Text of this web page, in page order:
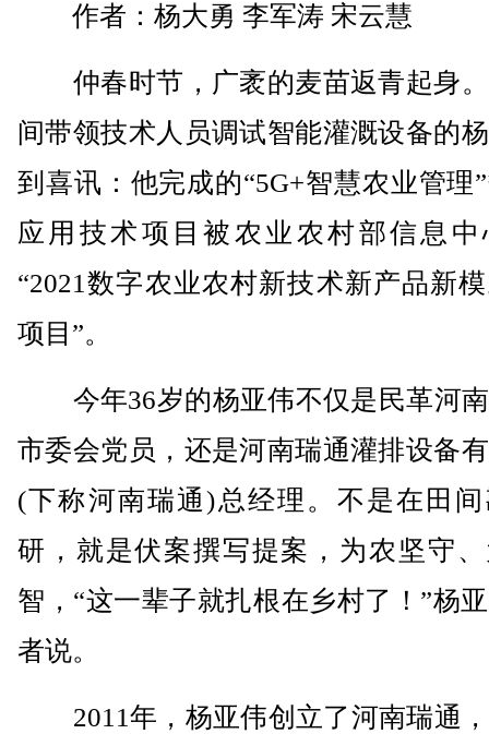
作者：杨大勇 李军涛 宋云慧
仲春时节，广袤的麦苗返青起身
间带领技术人员调试智能灌溉设备的
到喜讯：他完成的“5G+智慧农业管理
应用技术项目被农业农村部信息中
“2021数字农业农村新技术新产品新
项目”。
今年36岁的杨亚伟不仅是民革河
市委会党员，还是河南瑞通灌排设备
(下称河南瑞通)总经理。不是在田
研，就是伏案撰写提案，为农坚守
智，“这一辈子就扎根在乡村了！”杨
者说。
2011年，杨亚伟创立了河南瑞通